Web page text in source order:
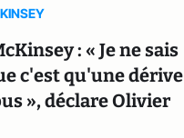
: « Je ne sais
c'est qu'une dérive
», déclare Olivier